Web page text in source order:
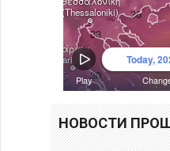
НОВОСТИ